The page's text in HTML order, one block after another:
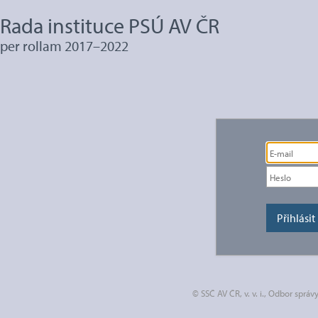
Rada instituce PSÚ AV ČR
per rollam 2017–2022
© SSČ AV ČR, v. v. i., Odbor